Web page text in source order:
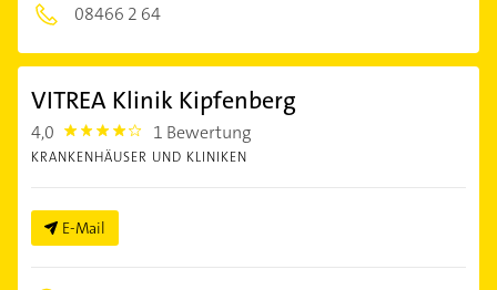
08466 2 64
VITREA Klinik Kipfenberg
4,0 4.0 1 Bewertung
KRANKENHÄUSER UND KLINIKEN
E-Mail